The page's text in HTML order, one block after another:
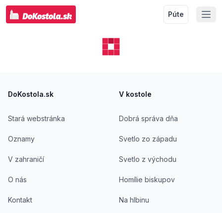
Púte
DoKostola.sk
Stará webstránka
Oznamy
V zahraničí
O nás
Kontakt
V kostole
Dobrá správa dňa
Svetlo zo západu
Svetlo z východu
Homílie biskupov
Na hlbinu